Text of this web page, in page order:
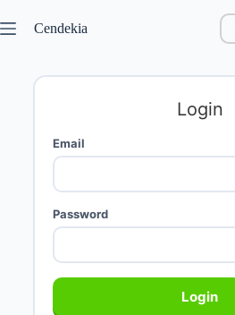
Cendekia
Login
Email
Password
Login